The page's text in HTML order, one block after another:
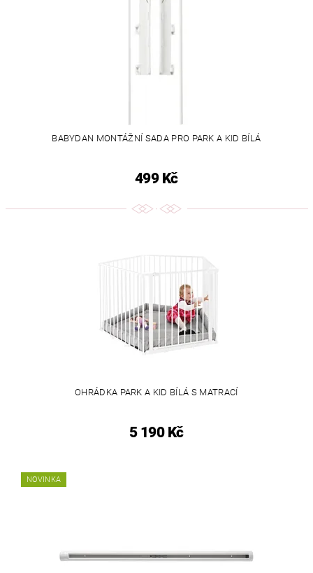
BABYDAN MONTÁŽNÍ SADA PRO PARK A KID BÍLÁ
499 Kč
OHRÁDKA PARK A KID BÍLÁ S MATRACÍ
5 190 Kč
NOVINKA